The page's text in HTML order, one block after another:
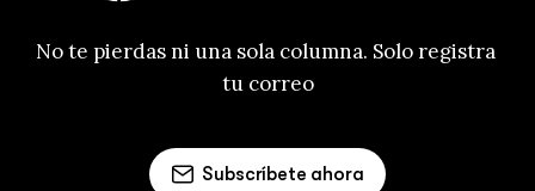
No te pierdas ni una sola columna. Solo registra
tu correo
Subscríbete ahora